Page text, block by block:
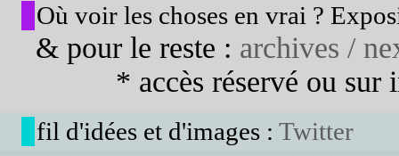
Où voir les choses en vrai ?
& pour le reste : archives /
* accès réservé ou sur
fil d'idées et d'images : Twitter